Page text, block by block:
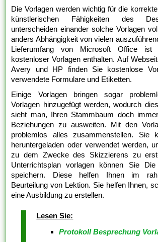
Die Vorlagen werden wichtig für die
künstlerischen Fähigkeiten des
unterscheiden einander solche Vorlagen
anders Abhängigkeit von vielen
Lieferumfang von Microsoft Office ist
kostenloser Vorlagen enthalten. Auf
Avery und HP finden Sie kostenlose
verwendete Formulare und Etiketten.
Einige Vorlagen bringen sogar
Vorlagen hinzugefügt werden, wodurch
sieht man, Ihren Stammbaum doch
Beziehungen zu ausweiten. Mit den
problemlos alles zusammenstellen. Sie
heruntergeladen oder verwendet werden,
zu dem Zwecke des Skizzierens zu
Unterrichtsplan vorlagen können Sie Die
speichern. Diese helfen Ihnen im
Beurteilung von Lektion. Sie helfen Ihnen,
eine Ausbildung zu erstellen.
Lesen Sie:
Protokoll Besprechung